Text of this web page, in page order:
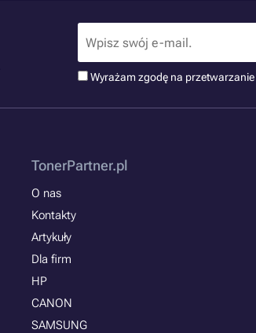
Wyrażam zgodę na przetwarzanie
TonerPartner.pl
O nas
Kontakty
Artykuły
Dla firm
HP
CANON
SAMSUNG